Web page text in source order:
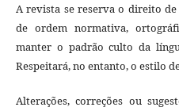
A revista se reserva o direito
de ordem normativa,
manter o padrão culto da
Respeitará, no entanto, o estilo
Alterações, correções ou